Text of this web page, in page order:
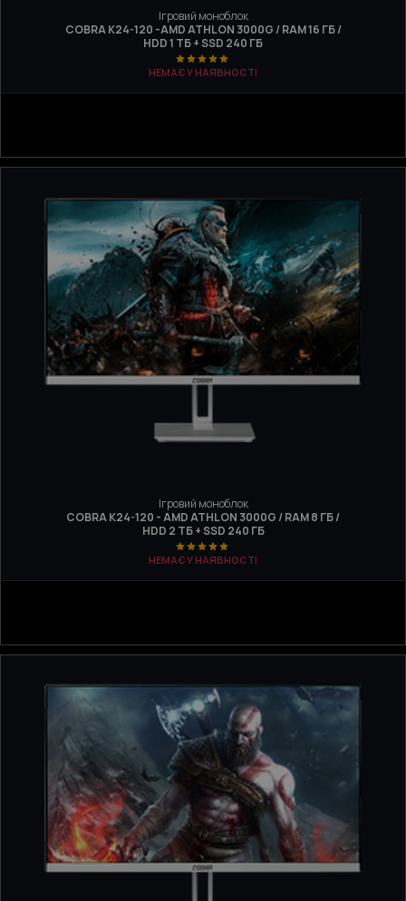
Ігровий моноблок
COBRA K24-120 -AMD ATHLON 3000G / RAM 16 ГБ /
HDD 1 ТБ + SSD 240 ГБ
НЕМАЄ У НАЯВНОСТІ
Ігровий моноблок
COBRA K24-120 - AMD ATHLON 3000G / RAM 8 ГБ /
HDD 2 ТБ + SSD 240 ГБ
НЕМАЄ У НАЯВНОСТІ